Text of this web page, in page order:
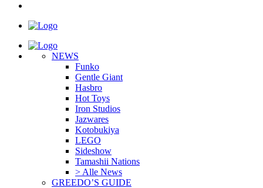
NEWS
Funko
Gentle Giant
Hasbro
Hot Toys
Iron Studios
Jazwares
Kotobukiya
LEGO
Sideshow
Tamashii Nations
> Alle News
GREEDO’S GUIDE